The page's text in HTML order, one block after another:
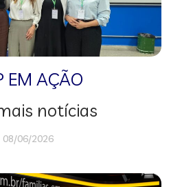
EM AÇÃO
notícias
08/06/2026